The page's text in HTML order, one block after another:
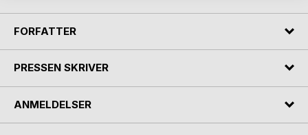
FORFATTER
PRESSEN SKRIVER
ANMELDELSER